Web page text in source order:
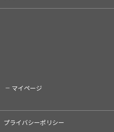
マイページ
プライバシーポリシー